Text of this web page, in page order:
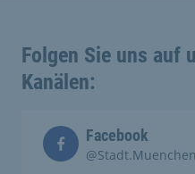
Folgen Sie uns auf
Kanälen:
Facebook
@Stadt.Muenchen